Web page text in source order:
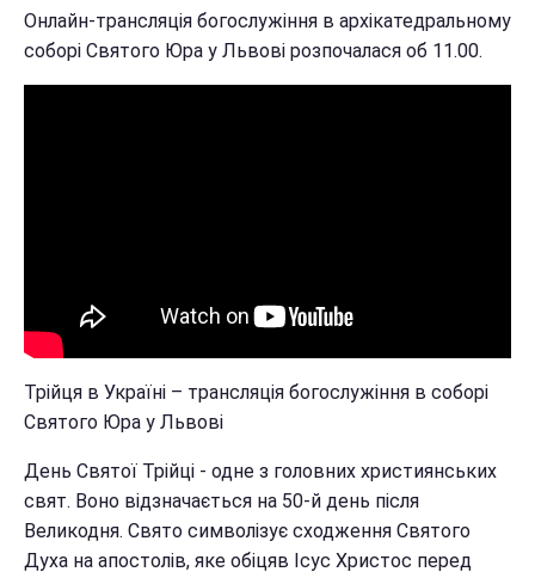
Онлайн-трансляція богослужіння в архікатедральному
соборі Святого Юра у Львові розпочалася об 11.00.
Трійця в Україні – трансляція богослужіння в соборі
Святого Юра у Львові
День Святої Трійці - одне з головних християнських
свят. Воно відзначається на 50-й день після
Великодня. Свято символізує сходження Святого
Духа на апостолів, яке обіцяв Ісус Христос перед